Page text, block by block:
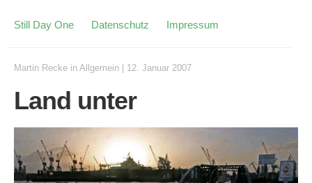
Still Day One Datenschutz Impressum
Martin Recke in Allgemein 12. Januar 2007
Land unter